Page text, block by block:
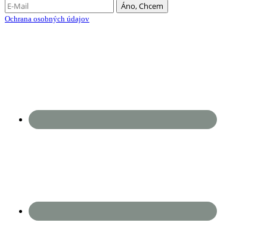
Ochrana osobných údajov